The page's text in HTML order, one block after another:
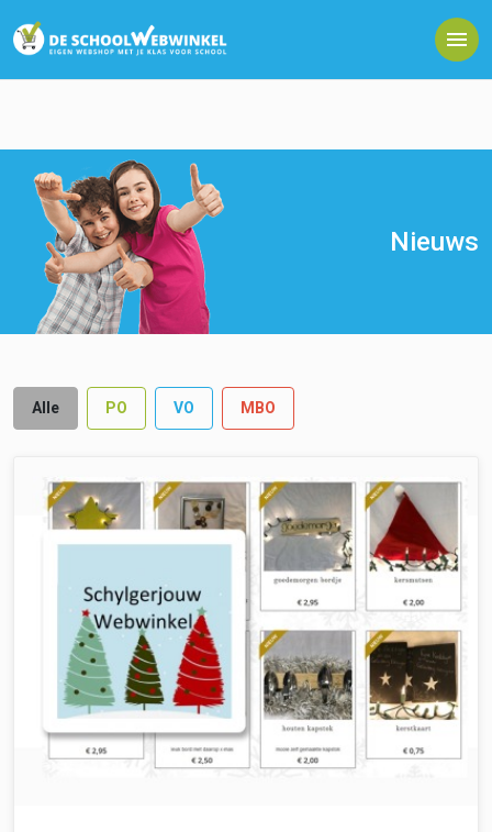
Nieuws
Alle PO VO MBO